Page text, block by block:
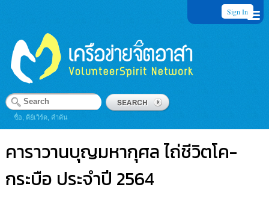
Sign In
ชื่อ, คีย์เวิร์ด, คำค้น
คาราวานบุญมหากุศล ไถ่ชีวิตโค-
กระบือ ประจำปี 2564